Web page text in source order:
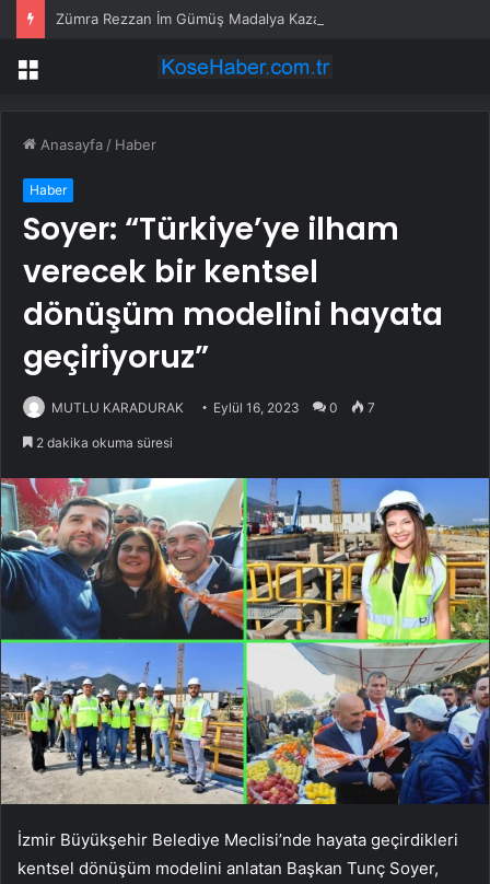
Zümra Rezzan İm Gümüş Madalya Kazandı
Menü
Anasayfa / Haber
Haber
Soyer: “Türkiye’ye ilham
verecek bir kentsel
dönüşüm modelini hayata
geçiriyoruz”
MUTLU KARADURAK Eylül 16, 2023 0 7
2 dakika okuma süresi
İzmir Büyükşehir Belediye Meclisi’nde hayata geçirdikleri
kentsel dönüşüm modelini anlatan Başkan Tunç Soyer,